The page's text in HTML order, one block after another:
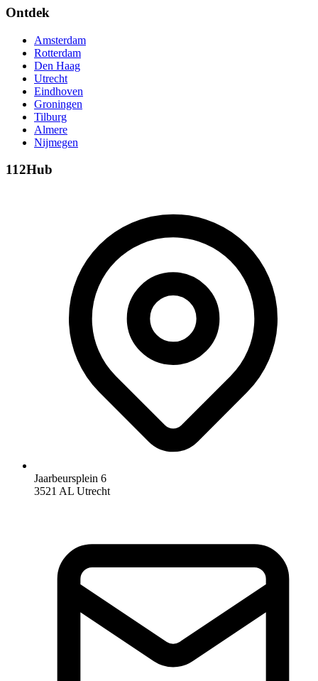
Ontdek
Amsterdam
Rotterdam
Den Haag
Utrecht
Eindhoven
Groningen
Tilburg
Almere
Nijmegen
112Hub
Jaarbeursplein 6
3521 AL Utrecht